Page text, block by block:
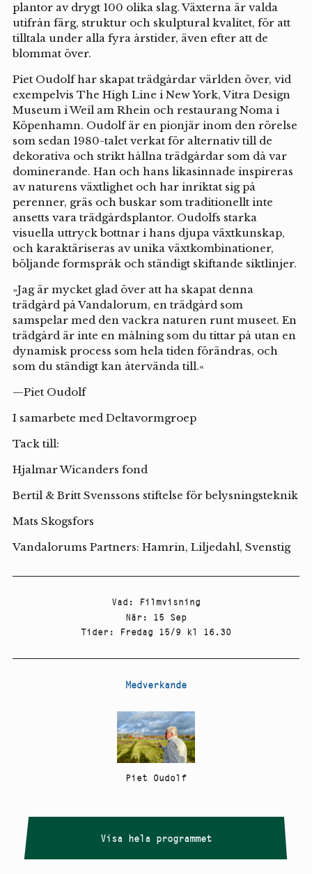
plantor av drygt 100 olika slag. Växterna är valda
utifrån färg, struktur och skulptural kvalitet, för att
tilltala under alla fyra årstider, även efter att de
blommat över.
Piet Oudolf har skapat trädgårdar världen över, vid
exempelvis The High Line i New York, Vitra Design
Museum i Weil am Rhein och restaurang Noma i
Köpenhamn. Oudolf är en pionjär inom den rörelse
som sedan 1980-talet verkat för alternativ till de
dekorativa och strikt hållna trädgårdar som då var
dominerande. Han och hans likasinnade inspireras
av naturens växtlighet och har inriktat sig på
perenner, gräs och buskar som traditionellt inte
ansetts vara trädgårdsplantor. Oudolfs starka
visuella uttryck bottnar i hans djupa växtkunskap,
och karaktäriseras av unika växtkombinationer,
böljande formspråk och ständigt skiftande siktlinjer.
»Jag är mycket glad över att ha skapat denna
trädgård på Vandalorum, en trädgård som
samspelar med den vackra naturen runt museet. En
trädgård är inte en målning som du tittar på utan en
dynamisk process som hela tiden förändras, och
som du ständigt kan återvända till.«
—Piet Oudolf
I samarbete med Deltavormgroep
Tack till:
Hjalmar Wicanders fond
Bertil & Britt Svenssons stiftelse för belysningsteknik
Mats Skogsfors
Vandalorums Partners: Hamrin, Liljedahl, Svenstig
Vad :
Filmvisning
När : 15 Sep
Tider : Fredag 15/9 kl 16.30
Medverkande
Piet Oudolf
Visa hela programmet